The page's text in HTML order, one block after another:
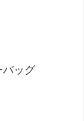
バッグ